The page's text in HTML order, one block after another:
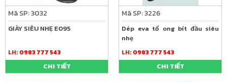
Mã SP: 3032
GIÀY SIÊU NHẸ E095
LH:0983 777 543
CHI TIẾT
Mã SP: 3226
Dép eva tổ ong bít đầu siêu
nhẹ
LH:0983 777 543
CHI TIẾT